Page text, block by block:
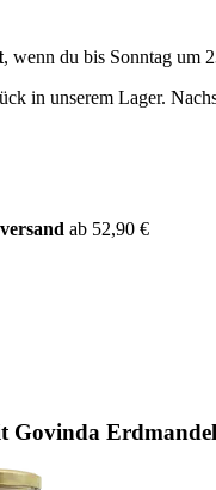
, wenn du bis Sonntag um
in unserem Lager.
ab 52,90 €
Govinda